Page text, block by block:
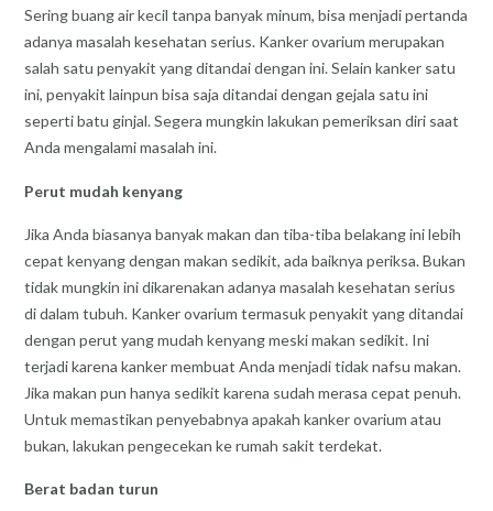
Sering buang air kecil tanpa banyak minum, bisa menjadi pertanda
adanya masalah kesehatan serius. Kanker ovarium merupakan
salah satu penyakit yang ditandai dengan ini. Selain kanker satu
ini, penyakit lainpun bisa saja ditandai dengan gejala satu ini
seperti batu ginjal. Segera mungkin lakukan pemeriksan diri saat
Anda mengalami masalah ini.
Perut mudah kenyang
Jika Anda biasanya banyak makan dan tiba-tiba belakang ini lebih
cepat kenyang dengan makan sedikit, ada baiknya periksa. Bukan
tidak mungkin ini dikarenakan adanya masalah kesehatan serius
di dalam tubuh. Kanker ovarium termasuk penyakit yang ditandai
dengan perut yang mudah kenyang meski makan sedikit. Ini
terjadi karena kanker membuat Anda menjadi tidak nafsu makan.
Jika makan pun hanya sedikit karena sudah merasa cepat penuh.
Untuk memastikan penyebabnya apakah kanker ovarium atau
bukan, lakukan pengecekan ke rumah sakit terdekat.
Berat badan turun